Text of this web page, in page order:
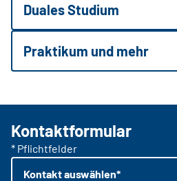
Duales Studium
Praktikum und mehr
Kontaktformular
* Pflichtfelder
Kontakt auswählen*